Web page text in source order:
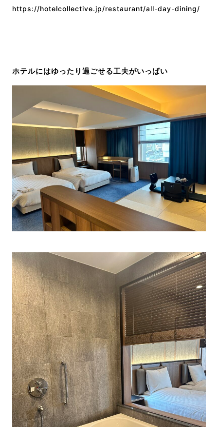
https://hotelcollective.jp/restaurant/all-day-dining/
ホテルにはゆったり過ごせる工夫がいっぱい